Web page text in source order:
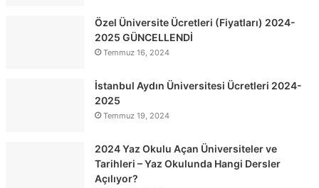
Özel Üniversite Ücretleri (Fiyatları) 2024-
2025 GÜNCELLENDİ
Temmuz 16, 2024
İstanbul Aydın Üniversitesi Ücretleri 2024-
2025
Temmuz 19, 2024
2024 Yaz Okulu Açan Üniversiteler ve
Tarihleri – Yaz Okulunda Hangi Dersler
Açılıyor?